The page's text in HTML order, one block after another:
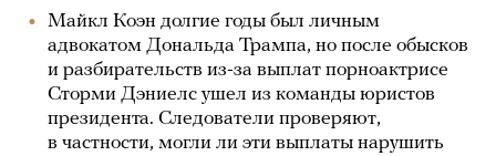
Майкл Коэн долгие годы был личным
адвокатом Дональда Трампа, но после обысков
и разбирательств из-за выплат порноактрисе
Сторми Дэниелс ушел из команды юристов
президента. Следователи проверяют,
в частности, могли ли эти выплаты нарушить